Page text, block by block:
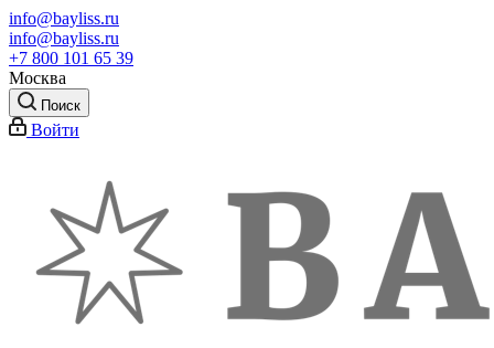
info@bayliss.ru
info@bayliss.ru
+7 800 101 65 39
Москва
Поиск
Войти